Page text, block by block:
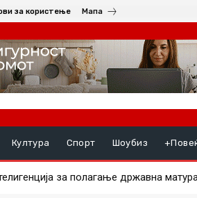
за користење Мапа
Култура Спорт Шоубиз
за полагање државна матура
одбори за ланските избори